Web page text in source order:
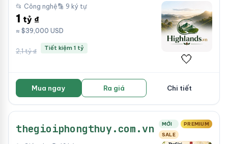
📂 Công nghệ🔡 9 ký tự
1 tỷ ₫
≈ $39,000 USD
2,1 tỷ ₫ Tiết kiệm 1 tỷ
🤍
Mua ngay Ra giá Chi tiết
thegioiphongthuy.com.vn MỚI
PREMIUM
SALE